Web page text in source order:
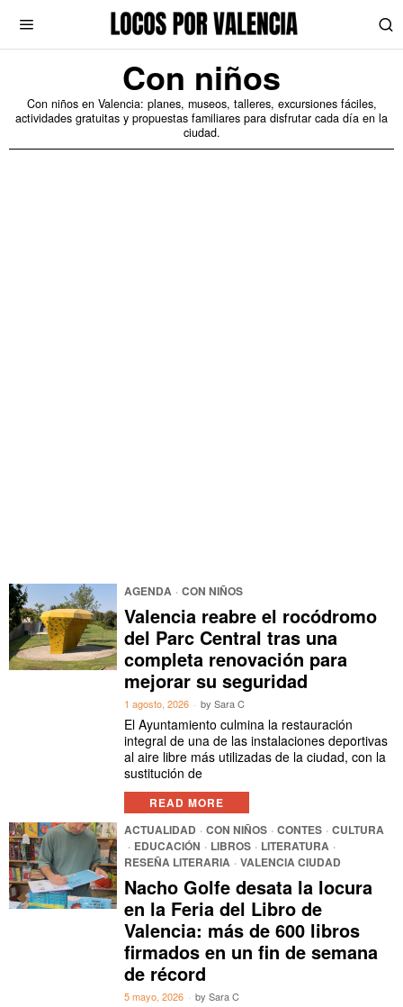
Con niños
Con niños en Valencia: planes, museos, talleres, excursiones fáciles,
actividades gratuitas y propuestas familiares para disfrutar cada día en la
ciudad.
AGENDA · CON NIÑOS
Valencia reabre el rocódromo
del Parc Central tras una
completa renovación para
mejorar su seguridad
1 agosto, 2026 bySara C
El Ayuntamiento culmina la restauración
integral de una de las instalaciones deportivas
al aire libre más utilizadas de la ciudad, con la
sustitución de
READ MORE
ACTUALIDAD · CON NIÑOS · CONTES · CULTURA
· EDUCACIÓN · LIBROS · LITERATURA ·
RESEÑA LITERARIA · VALENCIA CIUDAD
Nacho Golfe desata la locura
en la Feria del Libro de
Valencia: más de 600 libros
firmados en un fin de semana
de récord
5 mayo, 2026 bySara C